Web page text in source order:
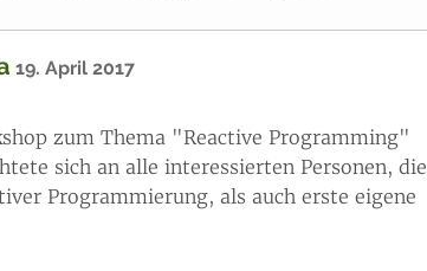
19. April 2017
zum Thema "Reactive Programming"
sich an alle interessierten Personen, die
Programmierung, als auch erste eigene